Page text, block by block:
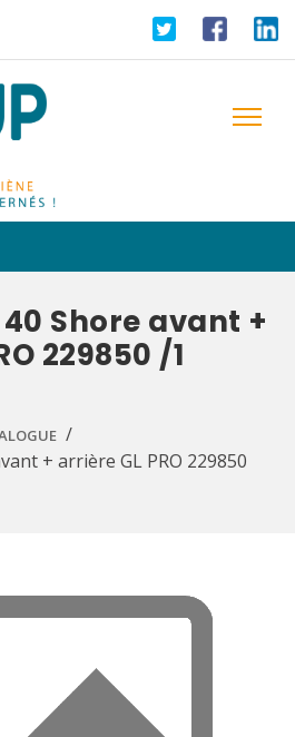
Shore avant +
229850 /1
+ arrière GL PRO 229850